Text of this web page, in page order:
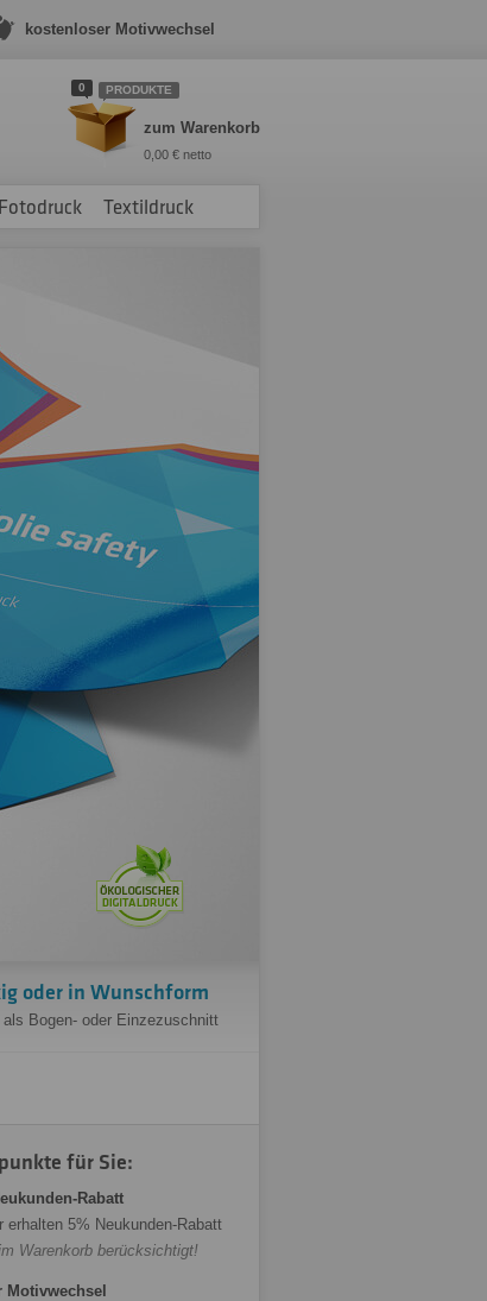
kostenloser Motivwechsel
0 PRODUKTE
zum Warenkorb
0,00 € netto
Fotodruck Textildruck
oder in Wunschform
Bogen- oder Einzezuschnitt
für Sie:
Rabatt
erhalten 5% Neukunden-Rabatt
Warenkorb berücksichtigt!
Motivwechsel